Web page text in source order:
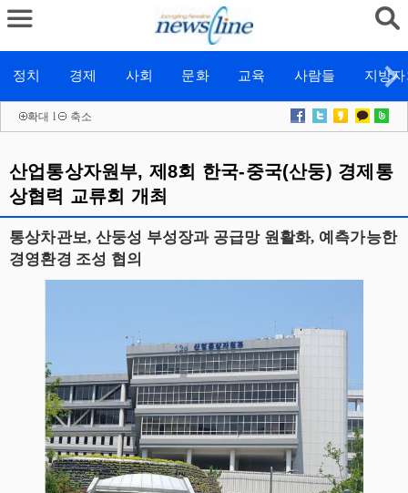
정치 경제 사회 문화 교육 사람들 지방
확대 l 축소
산업통상자원부, 제8회 한국-중국(산둥) 경제통
상협력 교류회 개최
통상차관보, 산둥성 부성장과 공급망 원활화, 예측가능한
경영환경 조성 협의